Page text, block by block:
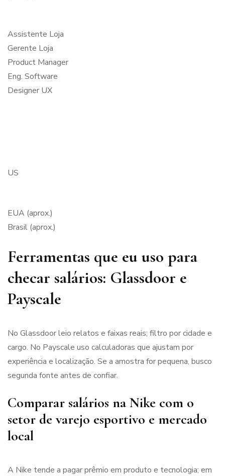
Assistente Loja
Gerente Loja
Product Manager
Eng. Software
Designer UX
US
EUA (aprox.)
Brasil (aprox.)
Ferramentas que eu uso para
checar salários: Glassdoor e
Payscale
No Glassdoor leio relatos e faixas reais; filtro por cidade e
cargo. No Payscale uso calculadoras que ajustam por
experiência e localização. Se a amostra for pequena, busco
segunda fonte antes de confiar.
Comparar salários na Nike com o
setor de varejo esportivo e mercado
local
A Nike tende a pagar prêmio em produto e tecnologia; em